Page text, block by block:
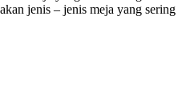
jenis – jenis meja yang sering